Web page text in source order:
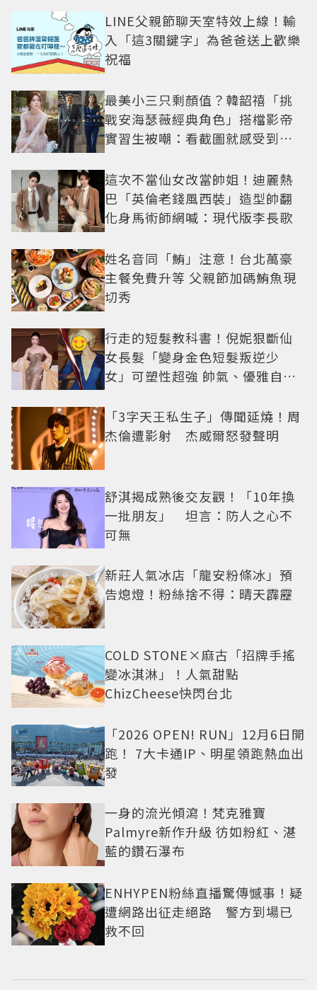
LINE父親節聊天室特效上線！輸
入「這3關鍵字」為爸爸送上歡樂
祝福
最美小三只剩顏值？韓韶禧「挑
戰安海瑟薇經典角色」搭檔影帝
實習生被嘲：看截圖就感受到演
這次不當仙女改當帥姐！迪麗熱
巴「英倫老錢風西裝」造型帥翻
化身馬術師網喊：現代版李長歌
姓名音同「鮪」注意！台北萬豪
主餐免費升等 父親節加碼鮪魚現
切秀
行走的短髮教科書！倪妮狠斷仙
女長髮「變身金色短髮叛逆少
女」可塑性超強 帥氣、優雅自由
「3字天王私生子」傳聞延燒！周
杰倫遭影射 杰威爾怒發聲明
舒淇揭成熟後交友觀！「10年換
一批朋友」 坦言：防人之心不
可無
新莊人氣冰店「龍安粉條冰」預
告熄燈！粉絲捨不得：晴天霹靂
COLD STONE×麻古「招牌手搖
變冰淇淋」！人氣甜點
ChizCheese快閃台北
「2026 OPEN! RUN」12月6日開
跑！ 7大卡通IP、明星領跑熱血出
發
一身的流光傾瀉！梵克雅寶
Palmyre新作升級 彷如粉紅、湛
藍的鑽石瀑布
ENHYPEN粉絲直播驚傳憾事！疑
遭網路出征走絕路 警方到場已
救不回